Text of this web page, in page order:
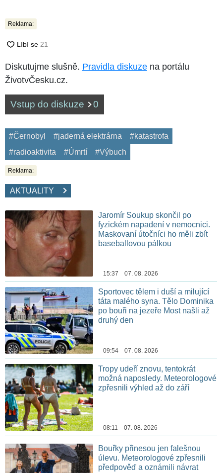
Reklama:
Diskutujme slušně. Pravidla diskuze na portálu
ŽivotvČesku.cz.
Vstup do diskuze 0
#Černobyl #jaderná elektrárna
#katastrofa
#radioaktivita
#Úmrtí #Výbuch
Reklama:
AKTUALITY
Jaromír Soukup skončil po
fyzickém napadení v nemocnici.
Maskovaní útočníci ho měli zbít
baseballovou pálkou
15:37 07. 08. 2026
Sportovec tělem i duší a milující
táta malého syna. Tělo Dominika
po bouři na jezeře Most našli až
druhý den
09:54 07. 08. 2026
Tropy udeří znovu, tentokrát
možná naposledy. Meteorologové
zpřesnili výhled až do září
08:11 07. 08. 2026
Bouřky přinesou jen falešnou
úlevu. Meteorologové zpřesnili
předpověď a oznámili návrat